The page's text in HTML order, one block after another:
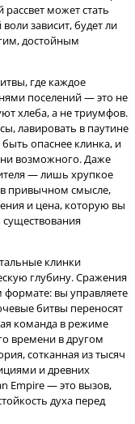
может стать
зависит, будет ли
достойным
где каждое
поселений — это не
хлеба, а не триумфов.
лавировать в паутине
опаснее клинка, и
возможного. Даже
— лишь хрупкое
в привычном смысле,
и цена, которую вы
клинки
глубину. Сражения
вы управляете
битвы переносят
команда в режиме
времени в другом
сотканная из тысяч
и древних
Empire — это вызов,
духа перед